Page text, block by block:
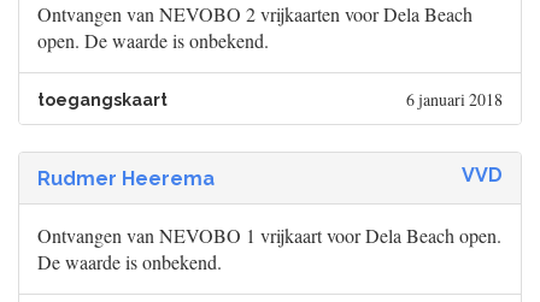
Ontvangen van NEVOBO 2 vrijkaarten voor Dela Beach
open. De waarde is onbekend.
toegangskaart 6 januari 2018
Rudmer Heerema VVD
Ontvangen van NEVOBO 1 vrijkaart voor Dela Beach open.
De waarde is onbekend.